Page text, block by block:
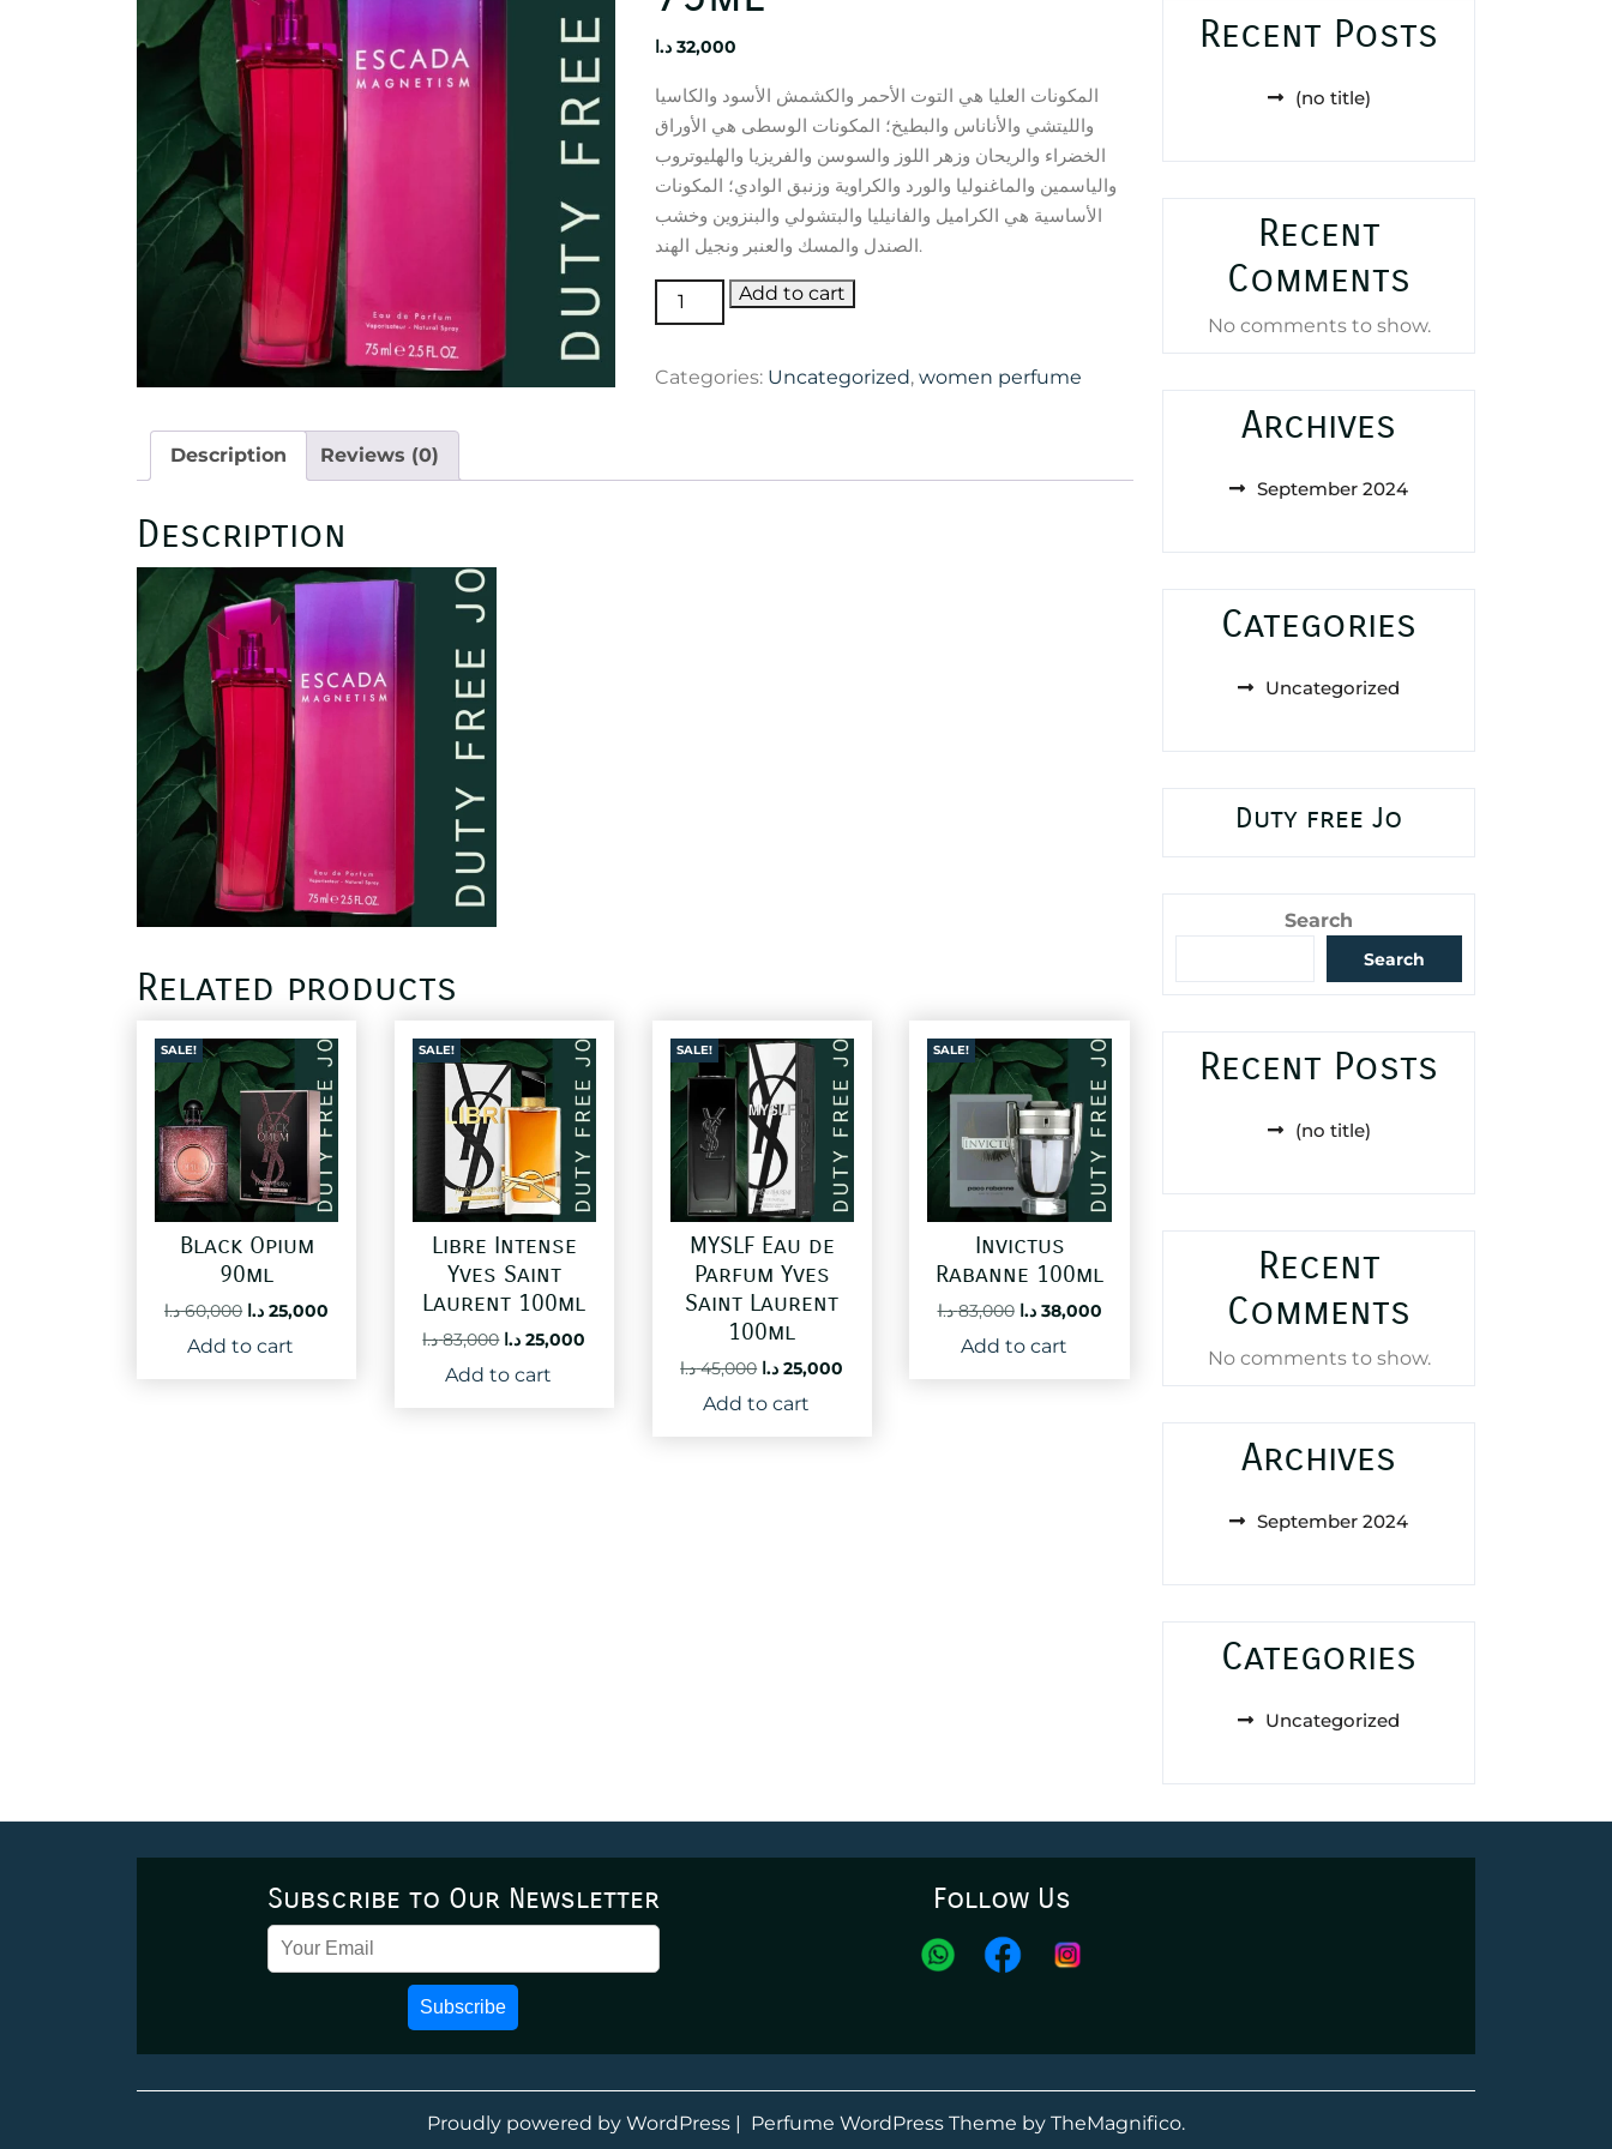
32,000 د.ا
المكونات العليا هي التوت الأحمر والكشمش الأسود والكاسيا
والليتشي والأناناس والبطيخ؛ المكونات الوسطى هي الأوراق
الخضراء والريحان وزهر اللوز والسوسن والفريزيا والهليوتروب
والياسمين والماغنوليا والورد والكراوية وزنبق الوادي؛ المكونات
الأساسية هي الكراميل والفانيليا والبتشولي والبنزوين وخشب
الصندل والمسك والعنبر ونجيل الهند.
Escada
Magnetism
quantity
Add to cart
Categories: Uncategorized,women perfume
Description Reviews (0)
Description
Related products
SALE!
Black Opium
90ml
60,000 د.ا
Original
price
was:
25,000 د.ا
Add to cart
SALE!
Libre Intense
Yves Saint
Laurent 100ml
83,000 د.ا
Original
price
was:
25,000 د.ا
Add to cart
SALE!
MYSLF Eau de
Parfum Yves
Saint Laurent
100ml
45,000 د.ا
Original
price
was:
25,000 د.ا
Add to cart
SALE!
Invictus
Rabanne 100ml
83,000 د.ا
Original
price
was:
38,000 د.ا
Current
38,000 د.ا.
Add to cart
Recent Posts
(no title)
Recent
Comments
No comments to show.
Archives
September 2024
Categories
Uncategorized
Duty free Jo
Search
Search
Recent Posts
(no title)
Recent
Comments
No comments to show.
Archives
September 2024
Categories
Uncategorized
Subscribe to Our Newsletter
Subscribe
Follow Us
Proudly powered by WordPress | Perfume WordPress Theme by TheMagnifico.